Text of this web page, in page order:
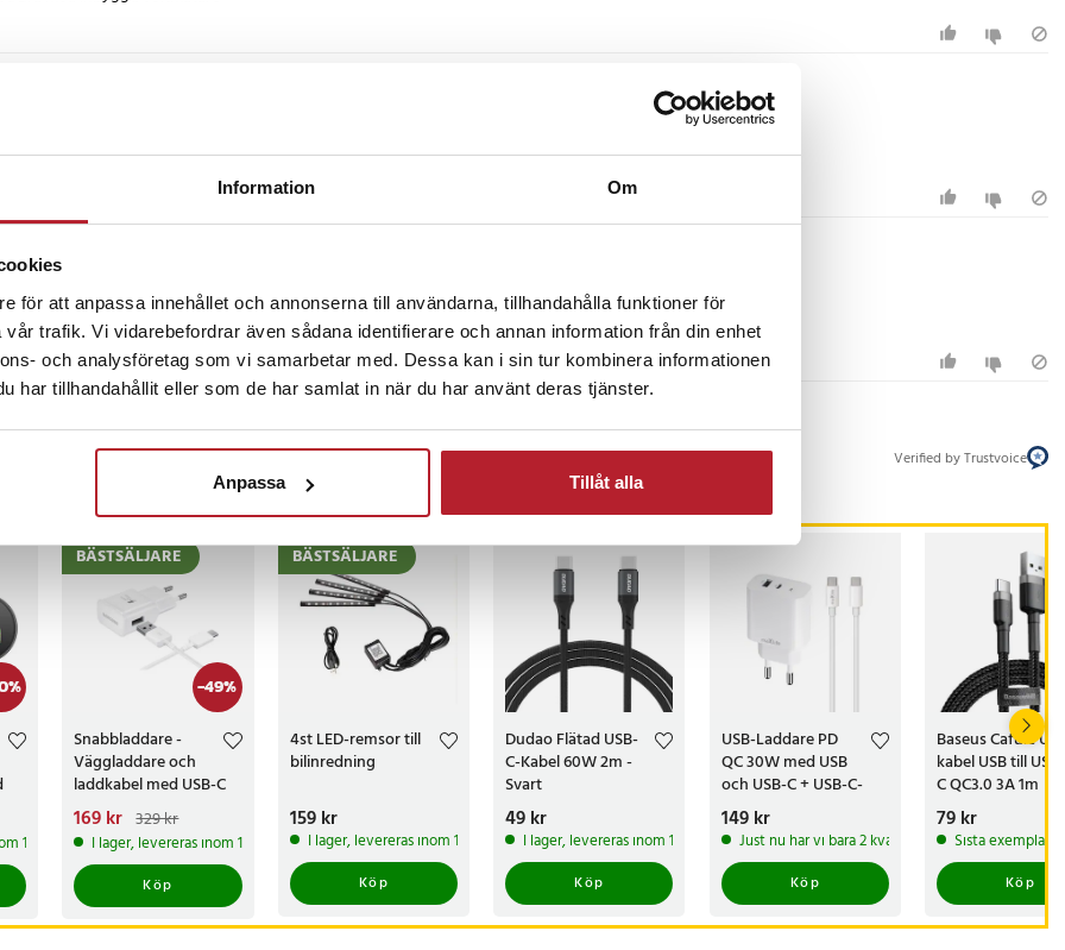
Information Om
för att anpassa innehållet och annonserna till användarna, tillhandahålla funktioner för
trafik. Vi vidarebefordrar även sådana identifierare och annan information från din enhet
och analysföretag som vi samarbetar med. Dessa kan i sin tur kombinera informationen
har tillhandahållit eller som de har samlat in när du har använt deras tjänster.
Anpassa Tillåt alla
Verified by Trustvoice
%
1-2 vardagar
-49%
BÄSTSÄLJARE
Snabbladdare -
Väggladdare och
laddkabel med USB-C
Nuvarande pris
169 krTidigare pris:
329 kr
169 kr 329 kr
I lager, levereras inom 1-2 vardagar
Köp
BÄSTSÄLJARE
4st LED-remsor till
bilinredning
Pris :159 kr
159 kr
I lager, levereras inom 1-2 vardagar
Köp
Dudao Flätad USB-
C-Kabel 60W 2m -
Svart
Pris:49 kr
49 kr
I lager, levereras inom 1-2 vardagar
Köp
USB-Laddare PD
QC 30W med USB
och USB-C + USB-C-
Kabel 60W
Pris:149 kr
149 kr
Just nu har vi bara 2 kvar av denna produkt
Köp
Baseus Cafule
kabel USB till USB-
C QC3.0 3A 1m
Pris:79 kr
79 kr
Sista exemplaret
Köp